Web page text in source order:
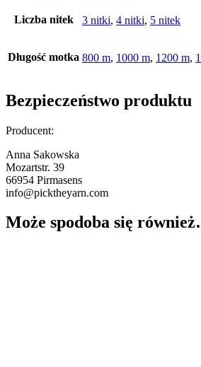
Liczba nitek 3 nitki, 4 nitki, 5 nitek
Długość motka 800 m, 1000 m, 1200 m,
Bezpieczeństwo produktu
Producent:
Anna Sakowska
Mozartstr. 39
66954 Pirmasens
info@picktheyarn.com
Może spodoba się